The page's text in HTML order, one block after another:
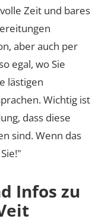
Zeit und bares
aber auch per
egal, wo Sie
lästigen
Wichtig ist
dass diese
sind. Wenn das
Infos zu